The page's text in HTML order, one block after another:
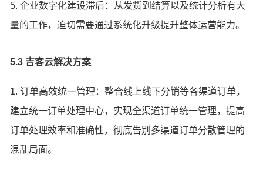
5. 企业数字化建设滞后：从发货到结算以及统计分析有大
量的工作，迫切需要通过系统化升级提升整体运营能力。
5.3 吉客云解决方案
1. 订单高效统一管理：整合线上线下分销等各渠道订单，
建立统一订单处理中心，实现全渠道订单统一管理，提高
订单处理效率和准确性，彻底告别多渠道订单分散管理的
混乱局面。